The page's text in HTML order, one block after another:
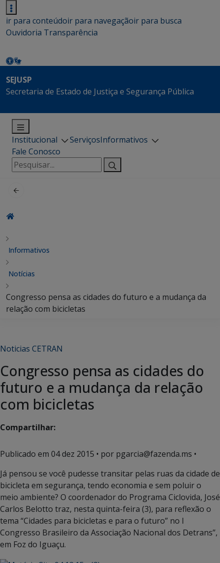
ir para conteúdoir para navegaçãoir para busca
Ouvidoria Transparência
SEJUSP
Secretaria de Estado de Justiça e Segurança Pública
Institucional ServiçosInformativos
Fale Conosco
Pesquisar
por:
Informativos
Notícias
Congresso pensa as cidades do futuro e a mudança da
relação com bicicletas
Noticias CETRAN
Congresso pensa as cidades do
futuro e a mudança da relação
com bicicletas
Compartilhar:
Publicado em 04 dez 2015 • por pgarcia@fazenda.ms •
Já pensou se você pudesse transitar pelas ruas da cidade de
bicicleta em segurança, tendo economia e sem poluir o
meio ambiente? O coordenador do Programa Ciclovida, José
Carlos Belotto traz, nesta quinta-feira (3), para reflexão o
tema “Cidades para bicicletas e para o futuro” no I
Congresso Brasileiro da Associação Nacional dos Detrans”,
em Foz do Iguaçu.